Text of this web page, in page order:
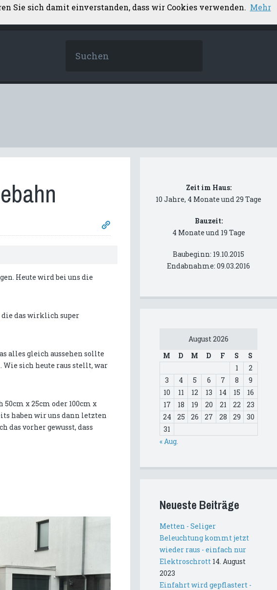
Heute wird bei uns die
die das wirklich super
alles gleich aussehen sollte
sich heute raus stellt, war
x 25cm oder 100cm x
haben wir uns dann letzten
das vorher gewusst, dass
Zeit im Haus:
10 Jahre, 4 Monate und 29 Tage
Bauzeit:
4 Monate und 19 Tage
Baubeginn: 19.10.2015
Endabnahme: 09.03.2016
August 2026
M
D M D F S
S
1
2
3
4 5 6 7 8
9
10
11 12 13 14 15
16
17
18 19 20 21 22
23
24
25 26 27 28 29
30
31
« Aug.
Neueste Beiträge
Metten - Seliger
Beleuchtung kommt jetzt
wieder raus - einfach nur
Elektroschrott 14. August
2023
Einfahrt wird gepflastert -
Sie sich damit einverstanden, dass wir Cookies verwenden. Mehr